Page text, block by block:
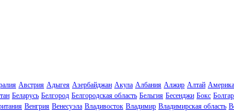
Австрия Адыгея Азербайджан Акула Албания Алжир Алтай Америка
Беларусь Белгород Белгородская область Бельгия Бесенджи Бокс
Венгрия Венесуэла Владивосток Владимир Владимирская область